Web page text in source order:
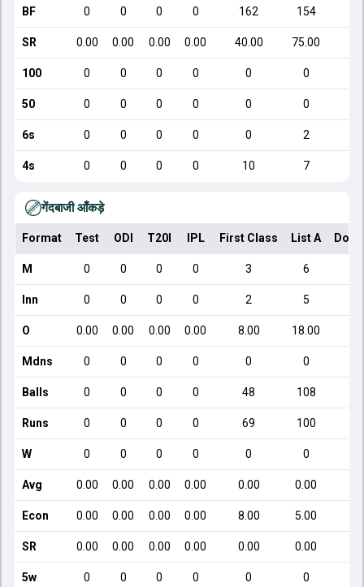
BF 0 0 0 0 162 154
SR 0.00 0.00 0.00 0.00 40.00 75.00
100 0 0 0 0 0 0
50 0 0 0 0 0 0
6s 0 0 0 0 0 2
4s 0 0 0 0 10 7
गेंदबाजी आँकड़े
Format Test ODI T20I IPL First Class List A
M 0 0 0 0 3 6
Inn 0 0 0 0 2 5
O 0.00 0.00 0.00 0.00 8.00 18.00
Mdns 0 0 0 0 0 0
Balls 0 0 0 0 48 108
Runs 0 0 0 0 69 100
W 0 0 0 0 0 0
Avg 0.00 0.00 0.00 0.00 0.00 0.00
Econ 0.00 0.00 0.00 0.00 8.00 5.00
SR 0.00 0.00 0.00 0.00 0.00 0.00
5w 0 0 0 0 0 0